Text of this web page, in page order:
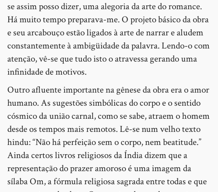
se assim posso dizer, uma alegoria da arte do romance.
Há muito tempo preparava-me. O projeto básico da obra
e seu arcabouço estão ligados à arte de narrar e aludem
constantemente à ambigüidade da palavra. Lendo-o com
atenção, vê-se que tudo isto o atravessa gerando uma
infinidade de motivos.
Outro afluente importante na gênese da obra era o amor
humano. As sugestões simbólicas do corpo e o sentido
cósmico da união carnal, como se sabe, atraem o homem
desde os tempos mais remotos. Lê-se num velho texto
hindu: “Não há perfeição sem o corpo, nem beatitude.”
Ainda certos livros religiosos da Índia dizem que a
representação do prazer amoroso é uma imagem da
sílaba Om, a fórmula religiosa sagrada entre todas e que